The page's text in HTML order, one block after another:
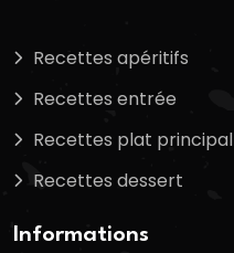
Recettes apéritifs
Recettes entrée
Recettes plat principal
Recettes dessert
Informations